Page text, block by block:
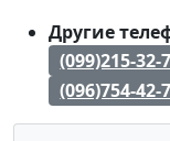
Другие
(099)215-32-
(096)754-42-